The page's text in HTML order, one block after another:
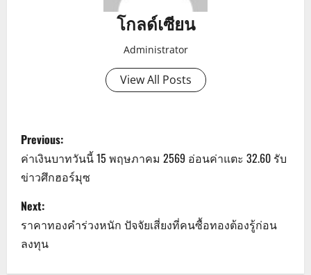
โกลด์เซียน
Administrator
View All Posts
P
o
s
t
n
Previous:
ค่าเงินบาทวันนี้ 15 พฤษภาคม 2569 อ่อนค่าแตะ 32.60 รับ
ข่าวศึกฮอร์มุซ
Next:
ราคาทองคำร่วงหนัก ปัจจัยเสี่ยงที่คนซื้อทองต้องรู้ก่อน
ลงทุน